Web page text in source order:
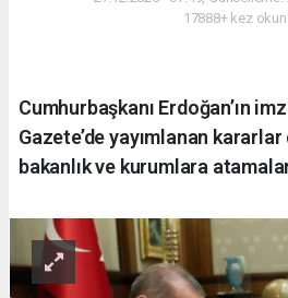
17888+ kez
Cumhurbaşkanı Erdoğan’ın
Gazete’de yayımlanan
bakanlık ve kurumlara